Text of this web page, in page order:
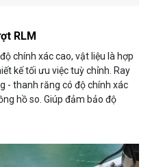
RLM
chính xác cao, vật liệu là hợp
kế tối ưu việc tuỳ chỉnh. Ray
- thanh răng có độ chính xác
hồ so. Giúp đảm bảo độ